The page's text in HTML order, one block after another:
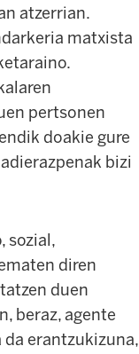
atzerrian.
matxista
pertsonen
doakie gure
bizi
sozial,
diren
duen
beraz, agente
erantzukizuna,